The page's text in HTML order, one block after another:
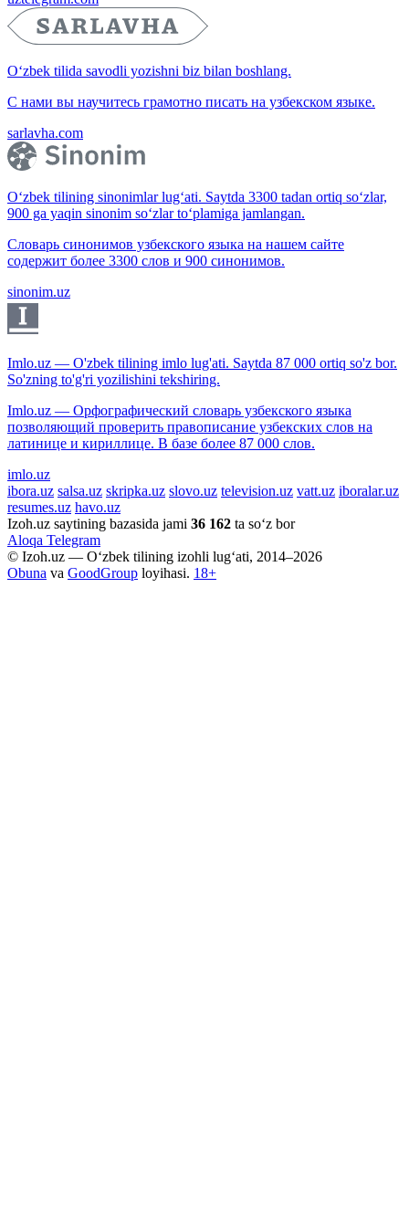
O‘zbek tilida savodli yozishni biz bilan boshlang.
С нами вы научитесь грамотно писать на узбекском языке.
sarlavha.com
O‘zbek tilining sinonimlar lug‘ati. Saytda 3300 tadan ortiq so‘zlar,
900 ga yaqin sinonim so‘zlar to‘plamiga jamlangan.
Словарь синонимов узбекского языка на нашем сайте
содержит более 3300 слов и 900 синонимов.
sinonim.uz
Imlo.uz — O'zbek tilining imlo lug'ati. Saytda 87 000 ortiq so'z bor.
So'zning to'g'ri yozilishini tekshiring.
Imlo.uz — Орфографический словарь узбекского языка
позволяющий проверить правописание узбекских слов на
латинице и кириллице. В базе более 87 000 слов.
imlo.uz
ibora.uz salsa.uz skripka.uz slovo.uz television.uz vatt.uz iboralar.uz
resumes.uz havo.uz
Izoh.uz saytining bazasida jami 36 162 ta so‘z bor
Aloqa Telegram
© Izoh.uz — O‘zbek tilining izohli lug‘ati, 2014–2026
Obuna va GoodGroup loyihasi. 18+